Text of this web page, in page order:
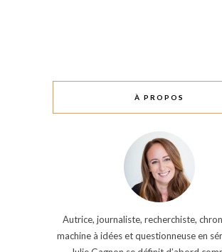
À PROPOS
Autrice, journaliste, recherchiste,
machine à idées et questionneuse en